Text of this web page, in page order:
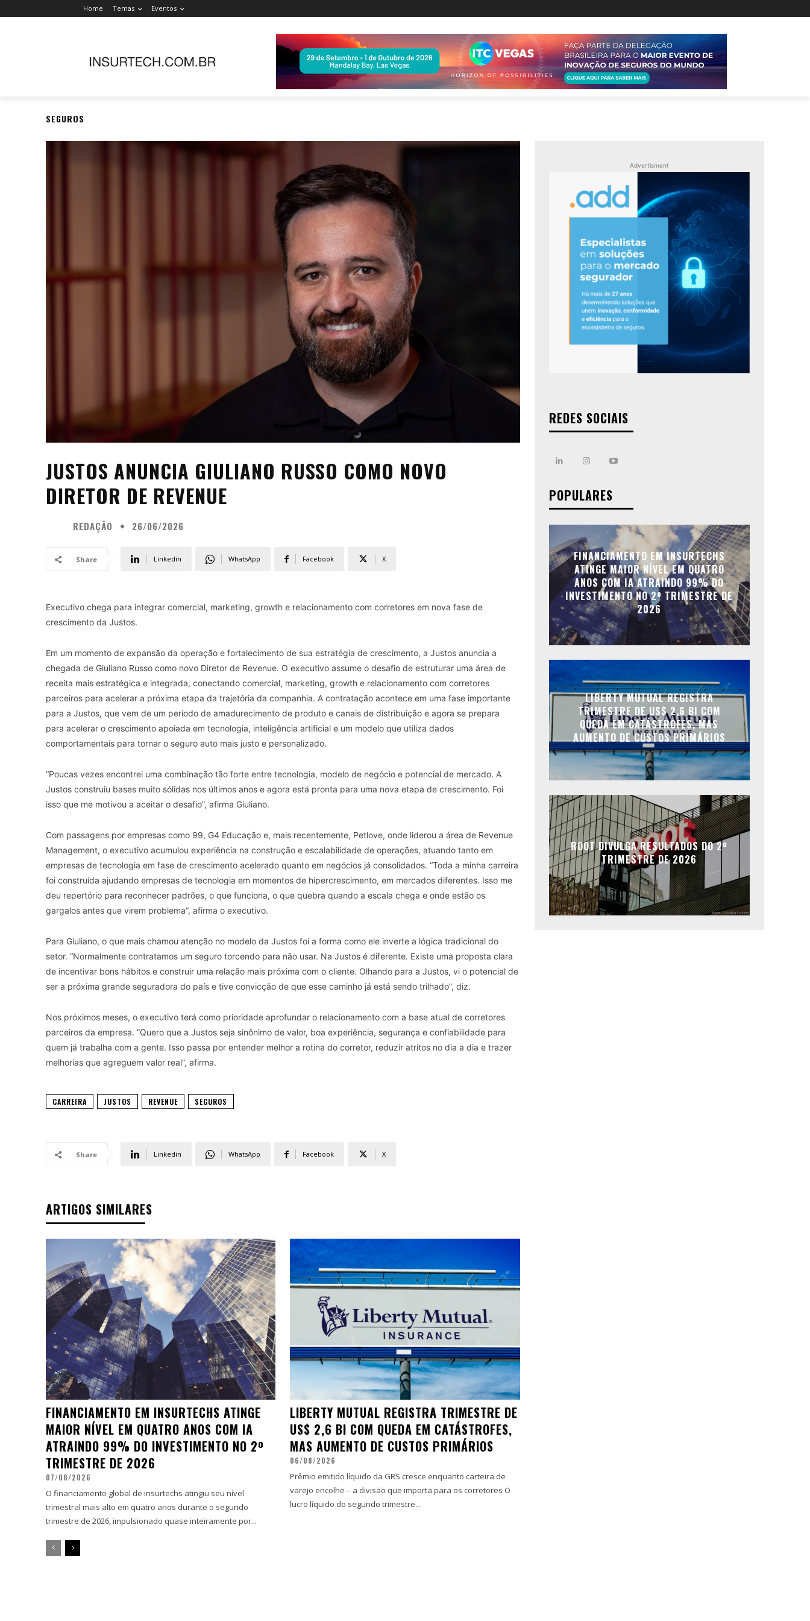
Home Temas Eventos
SEGUROS
JUSTOS ANUNCIA GIULIANO RUSSO COMO NOVO
DIRETOR DE REVENUE
REDAÇÃO 26/06/2026
Share Linkedin WhatsApp Facebook X
Executivo chega para integrar comercial, marketing, growth e relacionamento com corretores em nova fase de
crescimento da Justos.
Em um momento de expansão da operação e fortalecimento de sua estratégia de crescimento, a Justos anuncia a
chegada de Giuliano Russo como novo Diretor de Revenue. O executivo assume o desafio de estruturar uma área de
receita mais estratégica e integrada, conectando comercial, marketing, growth e relacionamento com corretores
parceiros para acelerar a próxima etapa da trajetória da companhia. A contratação acontece em uma fase importante
para a Justos, que vem de um período de amadurecimento de produto e canais de distribuição e agora se prepara
para acelerar o crescimento apoiada em tecnologia, inteligência artificial e um modelo que utiliza dados
comportamentais para tornar o seguro auto mais justo e personalizado.
“Poucas vezes encontrei uma combinação tão forte entre tecnologia, modelo de negócio e potencial de mercado. A
Justos construiu bases muito sólidas nos últimos anos e agora está pronta para uma nova etapa de crescimento. Foi
isso que me motivou a aceitar o desafio”, afirma Giuliano.
Com passagens por empresas como 99, G4 Educação e, mais recentemente, Petlove, onde liderou a área de Revenue
Management, o executivo acumulou experiência na construção e escalabilidade de operações, atuando tanto em
empresas de tecnologia em fase de crescimento acelerado quanto em negócios já consolidados. “Toda a minha carreira
foi construída ajudando empresas de tecnologia em momentos de hipercrescimento, em mercados diferentes. Isso me
deu repertório para reconhecer padrões, o que funciona, o que quebra quando a escala chega e onde estão os
gargalos antes que virem problema”, afirma o executivo.
Para Giuliano, o que mais chamou atenção no modelo da Justos foi a forma como ele inverte a lógica tradicional do
setor. “Normalmente contratamos um seguro torcendo para não usar. Na Justos é diferente. Existe uma proposta clara
de incentivar bons hábitos e construir uma relação mais próxima com o cliente. Olhando para a Justos, vi o potencial de
ser a próxima grande seguradora do país e tive convicção de que esse caminho já está sendo trilhado”, diz.
Nos próximos meses, o executivo terá como prioridade aprofundar o relacionamento com a base atual de corretores
parceiros da empresa. “Quero que a Justos seja sinônimo de valor, boa experiência, segurança e confiabilidade para
quem já trabalha com a gente. Isso passa por entender melhor a rotina do corretor, reduzir atritos no dia a dia e trazer
melhorias que agreguem valor real”, afirma.
CARREIRA JUSTOS REVENUE SEGUROS
Share Linkedin WhatsApp Facebook X
ARTIGOS SIMILARES
FINANCIAMENTO EM INSURTECHS ATINGE
MAIOR NÍVEL EM QUATRO ANOS COM IA
ATRAINDO 99% DO INVESTIMENTO NO 2º
TRIMESTRE DE 2026
07/08/2026
O financiamento global de insurtechs atingiu seu nível
trimestral mais alto em quatro anos durante o segundo
trimestre de 2026, impulsionado quase inteiramente por...
LIBERTY MUTUAL REGISTRA TRIMESTRE DE
US$ 2,6 BI COM QUEDA EM CATÁSTROFES,
MAS AUMENTO DE CUSTOS PRIMÁRIOS
06/08/2026
Prêmio emitido líquido da GRS cresce enquanto carteira de
varejo encolhe – a divisão que importa para os corretores O
lucro líquido do segundo trimestre...
Advertisment
REDES SOCIAIS
POPULARES
FINANCIAMENTO EM INSURTECHS
ATINGE MAIOR NÍVEL EM QUATRO
ANOS COM IA ATRAINDO 99% DO
INVESTIMENTO NO 2º TRIMESTRE DE
2026
LIBERTY MUTUAL REGISTRA
TRIMESTRE DE US$ 2,6 BI COM
QUEDA EM CATÁSTROFES, MAS
AUMENTO DE CUSTOS PRIMÁRIOS
ROOT DIVULGA RESULTADOS DO 2º
TRIMESTRE DE 2026